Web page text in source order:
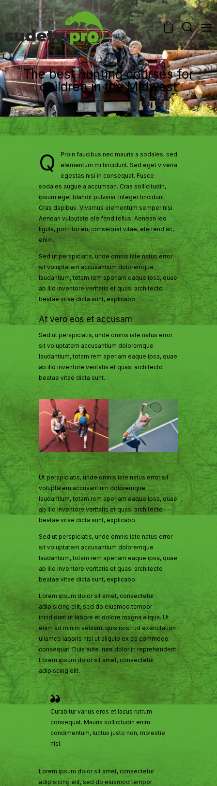
0
The best hunting courses for
children in the Midwest
Q
Proin faucibus nec mauris a sodales, sed
elementum mi tincidunt. Sed eget viverra
egestas nisi in consequat. Fusce
sodales augue a accumsan. Cras sollicitudin,
ipsum eget blandit pulvinar. Integer tincidunt.
Cras dapibus. Vivamus elementum semper nisi.
Aenean vulputate eleifend tellus. Aenean leo
ligula, porttitor eu, consequat vitae, eleifend ac,
enim.
Sed ut perspiciatis, unde omnis iste natus error
sit voluptatem accusantium doloremque
laudantium, totam rem aperiam eaque ipsa, quae
ab illo inventore veritatis et quasi architecto
beatae vitae dicta sunt, explicabo.
At vero eos et accusam
Sed ut perspiciatis, unde omnis iste natus error
sit voluptatem accusantium doloremque
laudantium, totam rem aperiam eaque ipsa, quae
ab illo inventore veritatis et quasi architecto
beatae vitae dicta sunt.
Ut perspiciatis, unde omnis iste natus error sit
voluptatem accusantium doloremque
laudantium, totam rem aperiam eaque ipsa, quae
ab illo inventore veritatis et quasi architecto
beatae vitae dicta sunt, explicabo.
Sed ut perspiciatis, unde omnis iste natus error
sit voluptatem accusantium doloremque
laudantium, totam rem aperiam eaque ipsa, quae
ab illo inventore veritatis et quasi architecto
beatae vitae dicta sunt, explicabo.
Lorem ipsum dolor sit amet, consectetur
adipisicing elit, sed do eiusmod tempor
incididunt ut labore et dolore magna aliqua. Ut
enim ad minim veniam, quis nostrud exercitation
ullamco laboris nisi ut aliquip ex ea commodo
consequat. Duis aute irure dolor in reprehenderit.
Lorem ipsum dolor sit amet, consectetur
adipiscing elit.
Curabitur varius eros et lacus rutrum
consequat. Mauris sollicitudin enim
condimentum, luctus justo non, molestie
nisl.
Lorem ipsum dolor sit amet, consectetur
adipisicing elit, sed do eiusmod tempor